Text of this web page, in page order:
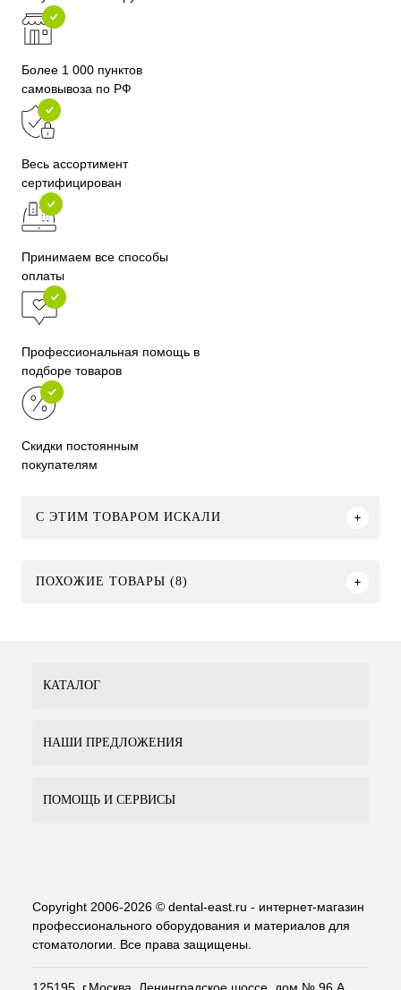
Более 1 000 пунктов
самовывоза по РФ
Весь ассортимент
сертифицирован
Принимаем все способы
оплаты
Профессиональная помощь в
подборе товаров
Скидки постоянным
покупателям
C ЭТИМ ТОВАРОМ ИСКАЛИ
ПОХОЖИЕ ТОВАРЫ (8)
КАТАЛОГ
НАШИ ПРЕДЛОЖЕНИЯ
ПОМОЩЬ И СЕРВИСЫ
Copyright 2006-2026 © dental-east.ru - интернет-магазин
профессионального оборудования и материалов для
стоматологии. Все права защищены.